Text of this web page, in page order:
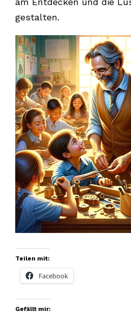
gestalten.
Teilen mit:
Facebook
Gefällt mir: